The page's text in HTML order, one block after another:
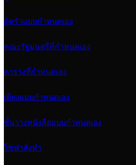
ตู้ครัวแบบกำหนดเอง
คณะรัฐมนตรีที่กำหนดเอง
ตารางที่กำหนดเอง
เตียงแบบกำหนดเอง
ชั้นวางหนังสือแบบกำหนดเอง
โซฟาสั่งทำ